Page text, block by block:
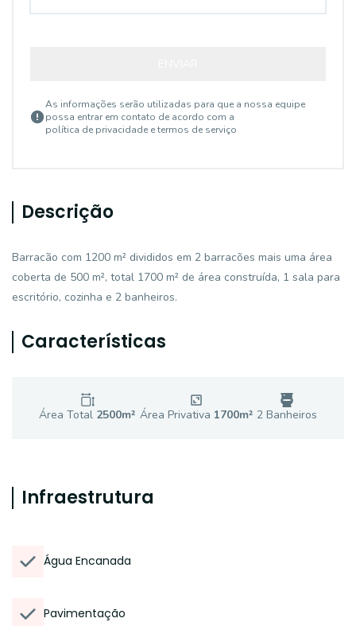
As informações serão utilizadas para que a nossa equipe
possa entrar em contato de acordo com a
política de privacidade e termos de serviço
Descrição
Barracão com 1200 m² divididos em 2 barracões mais uma área
coberta de 500 m², total 1700 m² de área construída, 1 sala para
escritório, cozinha e 2 banheiros.
Características
Área Total 2500m² Área Privativa 1700m² 2Banheiros
Infraestrutura
Água Encanada
Pavimentação